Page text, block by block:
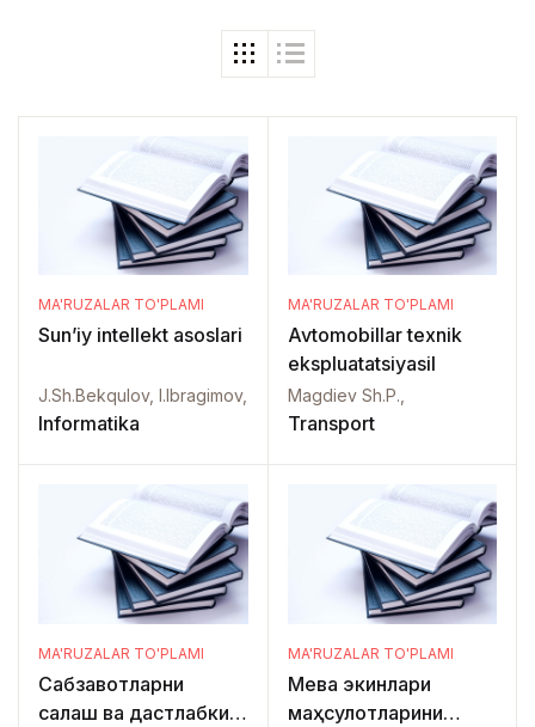
MA'RUZALAR TO'PLAMI
Sun’iy intellekt asoslari
J.Sh.Bekqulov, I.Ibragimov,
Informatika
MA'RUZALAR TO'PLAMI
Avtomobillar texnik
ekspluatatsiyasiI
Magdiev Sh.P.,
Transport
MA'RUZALAR TO'PLAMI
Сабзавотларни
сақлаш ва дастлабки
MA'RUZALAR TO'PLAMI
Мева экинлари
маҳсулотларини